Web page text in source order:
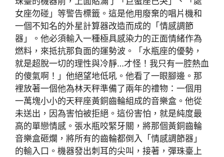
女座勿碰」等警告標籤。這是他用廢棄的唱片機和
一個不知名的外星計算器改造而成的「情感調節
器」。他必須輸入一種極具感染力的正面情緒作為
燃料，來抵抗那負面的運勢波。「水瓶座的優勢，
就是超脫一切的理性與冷靜…才怪！我只有一腔熱血
的傻氣啊！」他絕望地低吼。他看了一眼腳邊。那
裡放著一個他為林天秤準備了兩年的禮物：一個用
一萬塊小小的天秤座黃銅齒輪組成的音樂盒。他從
未送出，因為害怕被拒絕。這份害怕，就是純度最
高的單戀情感。張水瓶咬緊牙關，將那個黃銅齒輪
音樂盒砸爛，將所有的齒輪都倒入「情感調節器」
的輸入口。機器發出刺耳的尖叫，接著，彈珠臺上